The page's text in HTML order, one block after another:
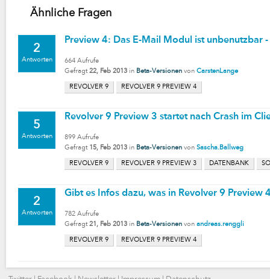
Ähnliche Fragen
2
Antworten
Preview 4: Das E-Mail Modul ist unbenutzbar
664 Aufrufe
Gefragt 22, Feb 2013 in Beta-Versionen von CarstenLange
REVOLVER 9 REVOLVER 9 PREVIEW 4
5
Antworten
Revolver 9 Preview 3 startet nach Crash im
899 Aufrufe
Gefragt 15, Feb 2013 in Beta-Versionen von Sascha.Ballweg
REVOLVER 9 REVOLVER 9 PREVIEW 3 DATENBANK
2
Antworten
Gibt es Infos dazu, was in Revolver 9 Preview
782 Aufrufe
Gefragt 21, Feb 2013 in Beta-Versionen von andreas.renggli
REVOLVER 9 REVOLVER 9 PREVIEW 4